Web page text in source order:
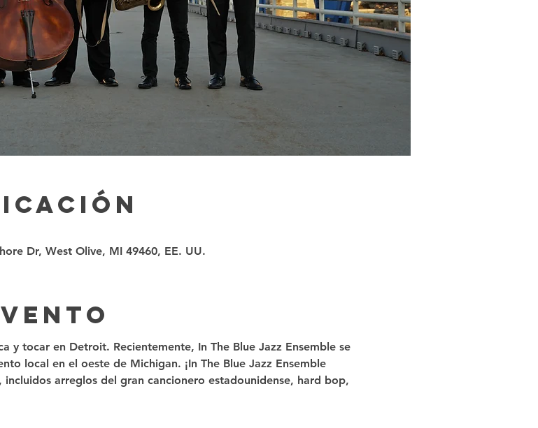
Dr, West Olive, MI 49460, EE. UU.
y tocar en Detroit. Recientemente, In The Blue Jazz Ensemble se
local en el oeste de Michigan. ¡In The Blue Jazz Ensemble
arreglos del gran cancionero estadounidense, hard bop,